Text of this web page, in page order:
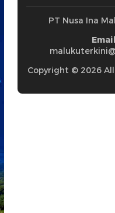
PT Nusa Ina
Copyright © 2026